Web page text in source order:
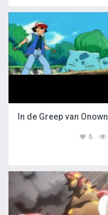
In de Greep van Onown
6